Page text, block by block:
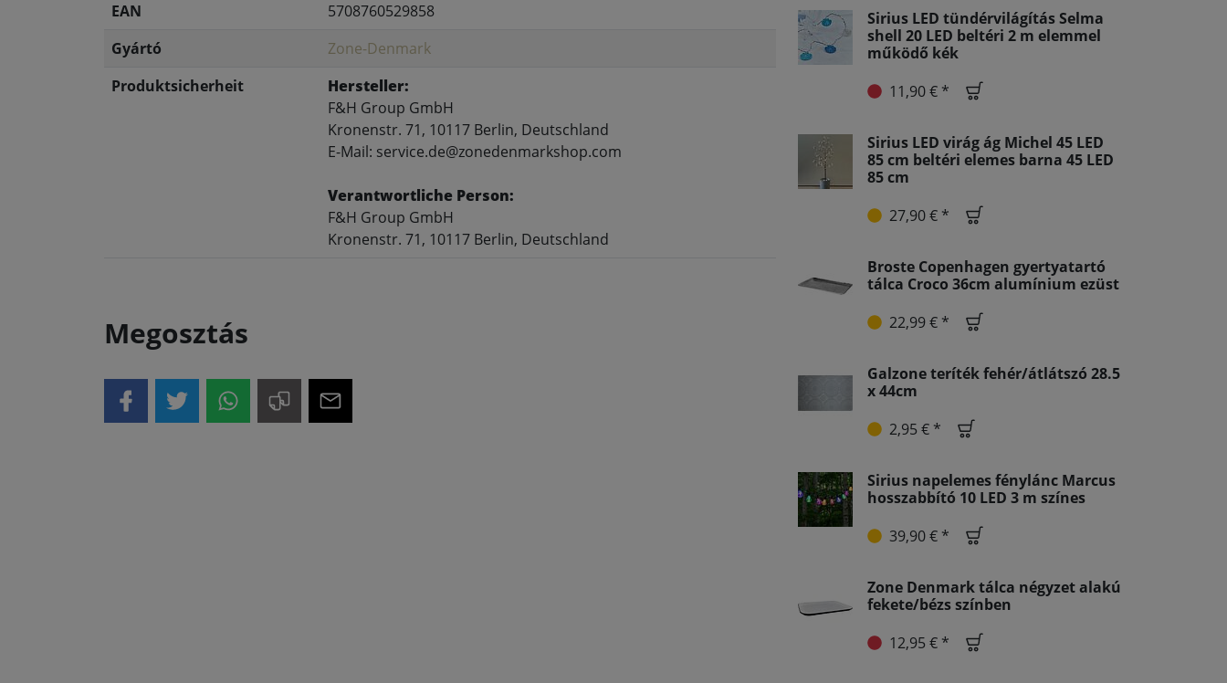
EAN
5708760529858
Gyártó
Zone-Denmark
Produktsicherheit
Hersteller:
F&H Group GmbH
Kronenstr. 71, 10117 Berlin, Deutschland
E-Mail: service.de@zonedenmarkshop.com
Verantwortliche Person:
F&H Group GmbH
Kronenstr. 71, 10117 Berlin, Deutschland
Megosztás
Sirius LED tündérvilágítás Selma
shell 20 LED beltéri 2 m elemmel
működő kék
11,90 € *
Sirius LED virág ág Michel 45 LED
85 cm beltéri elemes barna 45 LED
85 cm
27,90 € *
Broste Copenhagen gyertyatartó
tálca Croco 36cm alumínium ezüst
22,99 € *
Galzone teríték fehér/átlátszó 28.5
x 44cm
2,95 € *
Sirius napelemes fénylánc Marcus
hosszabbító 10 LED 3 m színes
39,90 € *
Zone Denmark tálca négyzet alakú
fekete/bézs színben
12,95 € *